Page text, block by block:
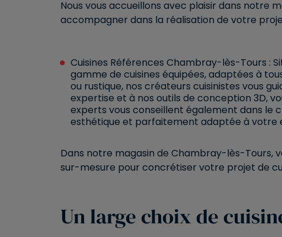
Nous vous accueillons avec plaisir dans notre
accompagner dans la réalisation de votre
Cuisines Références Chambray-lès-Tours :
gamme de cuisines équipées, adaptées à
ou rustique, nos créateurs cuisinistes vous
expertise et à nos outils de conception 3D,
experts vous conseillent également dans le
esthétique et parfaitement adaptée à votre
Dans notre magasin de Chambray-lès-Tours,
sur-mesure pour concrétiser votre projet de
Un large choix de